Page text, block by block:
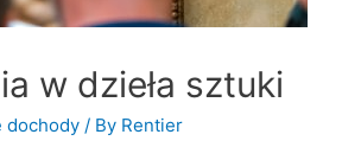
w dzieła sztuki
dochody / By Rentier